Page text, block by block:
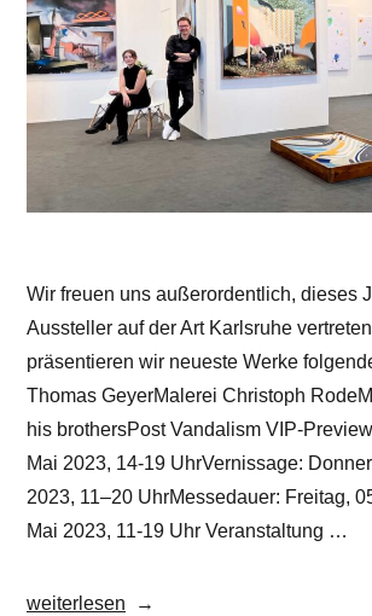
Wir freuen uns außerordentlich, dieses
Aussteller auf der Art Karlsruhe
präsentieren wir neueste Werke
Thomas GeyerMalerei Christoph
his brothersPost Vandalism VIP-
Mai 2023, 14-19 UhrVernissage:
2023, 11–20 UhrMessedauer: Freitag,
Mai 2023, 11-19 Uhr Veranstaltung …
„Fair:
weiterlesen